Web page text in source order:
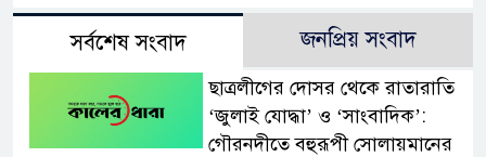
সর্বশেষ সংবাদ জনপ্রিয় সংবাদ
ছাত্রলীগের দোসর থেকে রাতারাতি
‘জুলাই যোদ্ধা’ ও ‘সাংবাদিক’:
গৌরনদীতে বহুরূপী সোলায়মানের